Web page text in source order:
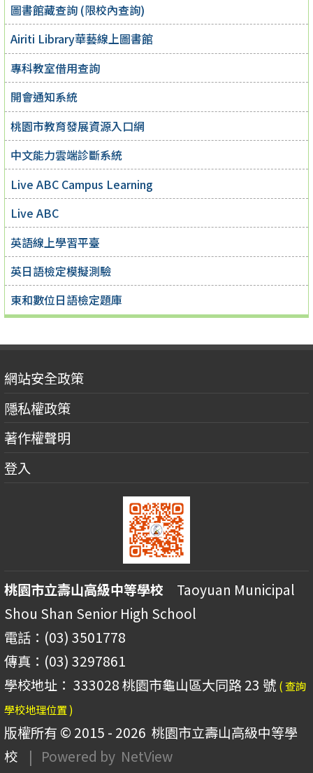
圖書館藏查詢 (限校內查詢)
Airiti Library華藝線上圖書館
專科教室借用查詢
開會通知系統
桃園市教育發展資源入口網
中文能力雲端診斷系統
Live ABC Campus Learning
Live ABC
英語線上學習平臺
英日語檢定模擬測驗
東和數位日語檢定題庫
網站安全政策
隱私權政策
著作權聲明
登入
桃園市立壽山高級中等學校 Taoyuan Municipal
Shou Shan Senior High School
電話：(03) 3501778
傳真：(03) 3297861
學校地址： 333028 桃園市龜山區大同路 23 號 ( 查詢
學校地理位置 )
版權所有 © 2015 - 2026 桃園市立壽山高級中等學
校
| Powered by NetView